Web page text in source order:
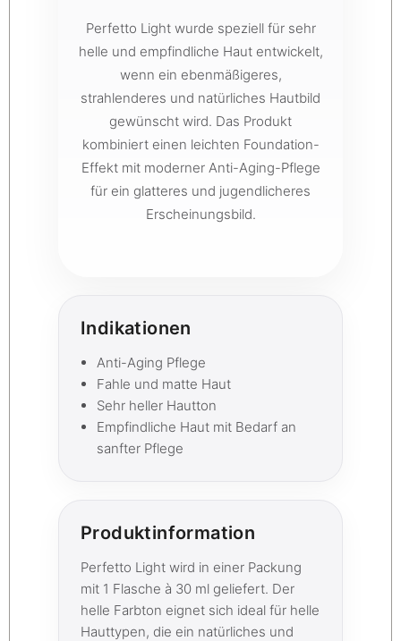
Perfetto Light wurde speziell für sehr
helle und empfindliche Haut entwickelt,
wenn ein ebenmäßigeres,
strahlenderes und natürliches Hautbild
gewünscht wird. Das Produkt
kombiniert einen leichten Foundation-
Effekt mit moderner Anti-Aging-Pflege
für ein glatteres und jugendlicheres
Erscheinungsbild.
Indikationen
Anti-Aging Pflege
Fahle und matte Haut
Sehr heller Hautton
Empfindliche Haut mit Bedarf an
sanfter Pflege
Produktinformation
Perfetto Light wird in einer Packung
mit 1 Flasche à 30 ml geliefert. Der
helle Farbton eignet sich ideal für helle
Hauttypen, die ein natürliches und